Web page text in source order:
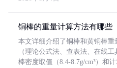
铜棒的重量计算方法有哪些
本文详细介绍了铜棒和黄铜棒
（理论公式法、查表法、在线
棒密度取值（8.4-8.7g/cm³）和